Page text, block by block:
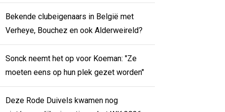
Bekende clubeigenaars in België met
Verheye, Bouchez en ook Alderweireld?
Sonck neemt het op voor Koeman: "Ze
moeten eens op hun plek gezet worden"
Deze Rode Duivels kwamen nog